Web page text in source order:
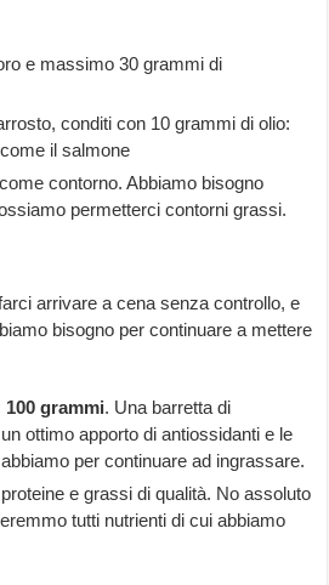
e massimo 30 grammi di
conditi con 10 grammi di olio:
il salmone
contorno. Abbiamo bisogno
permetterci contorni grassi.
arrivare a cena senza controllo, e
bisogno per continuare a mettere
grammi. Una barretta di
ottimo apporto di antiossidanti e le
per continuare ad ingrassare.
proteine e grassi di qualità. No assoluto
tutti nutrienti di cui abbiamo